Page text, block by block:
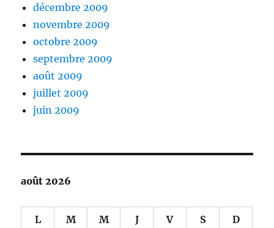
décembre 2009
novembre 2009
octobre 2009
septembre 2009
août 2009
juillet 2009
juin 2009
août 2026
L M M J V S D